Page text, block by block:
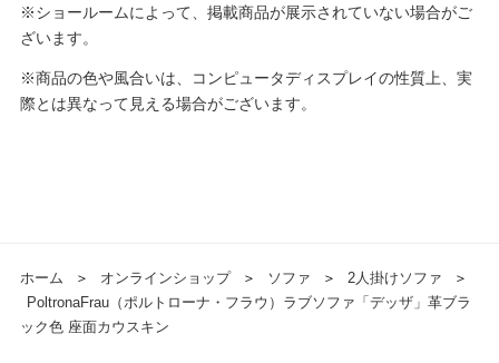
※ショールームによって、掲載商品が展示されていない場合がご
ざいます。
※商品の色や風合いは、コンピュータディスプレイの性質上、実
際とは異なって見える場合がございます。
ホーム ＞ オンラインショップ ＞ ソファ ＞ 2人掛けソファ
＞
PoltronaFrau（ポルトローナ・フラウ）ラブソファ「デッザ」革ブラ
ック色 座面カウスキン